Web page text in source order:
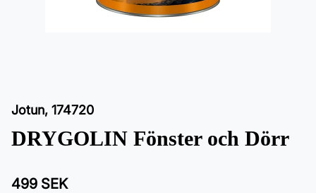
Jotun, 174720
DRYGOLIN Fönster och Dörr
499 SEK